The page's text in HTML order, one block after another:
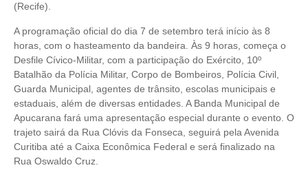
(Recife).
A programação oficial do dia 7 de setembro terá início às 8
horas, com o hasteamento da bandeira. Às 9 horas, começa o
Desfile Cívico-Militar, com a participação do Exército, 10º
Batalhão da Polícia Militar, Corpo de Bombeiros, Polícia Civil,
Guarda Municipal, agentes de trânsito, escolas municipais e
estaduais, além de diversas entidades. A Banda Municipal de
Apucarana fará uma apresentação especial durante o evento. O
trajeto sairá da Rua Clóvis da Fonseca, seguirá pela Avenida
Curitiba até a Caixa Econômica Federal e será finalizado na
Rua Oswaldo Cruz.